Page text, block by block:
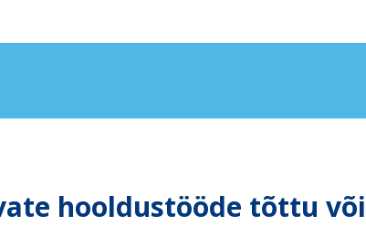
hooldustööde tõttu